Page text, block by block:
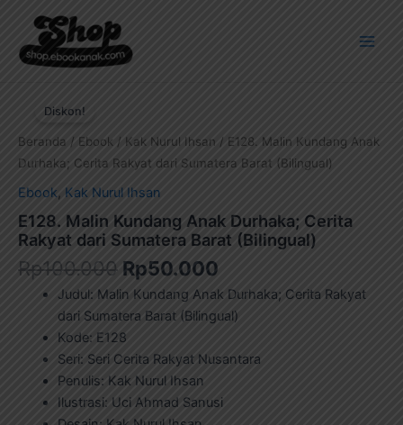
konten
Diskon!
Beranda / Ebook / Kak Nurul Ihsan / E128. Malin Kundang Anak
Durhaka; Cerita Rakyat dari Sumatera Barat (Bilingual)
Ebook, Kak Nurul Ihsan
E128. Malin Kundang Anak Durhaka; Cerita
Rakyat dari Sumatera Barat (Bilingual)
Rp100.000
adalah:
Rp100.000.
Rp50.000
ini
adalah:
Judul: Malin Kundang Anak Durhaka; Cerita Rakyat
dari Sumatera Barat (Bilingual)
Kode: E128
Seri: Seri Cerita Rakyat Nusantara
Penulis: Kak Nurul Ihsan
Ilustrasi: Uci Ahmad Sanusi